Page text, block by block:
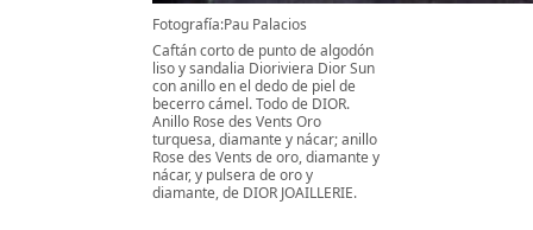
Fotografía:Pau Palacios
Caftán corto de punto de algodón
liso y sandalia Dioriviera Dior Sun
con anillo en el dedo de piel de
becerro cámel. Todo de DIOR.
Anillo Rose des Vents Oro
turquesa, diamante y nácar; anillo
Rose des Vents de oro, diamante y
nácar, y pulsera de oro y
diamante, de DIOR JOAILLERIE.